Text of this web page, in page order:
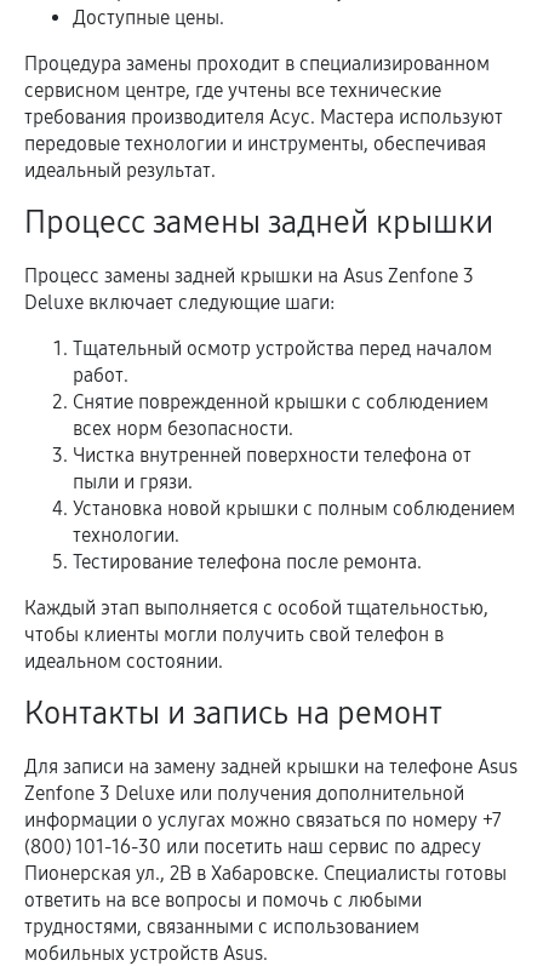
Доступные цены.
Процедура замены проходит в специализированном
сервисном центре, где учтены все технические
требования производителя Асус. Мастера используют
передовые технологии и инструменты, обеспечивая
идеальный результат.
Процесс замены задней крышки
Процесс замены задней крышки на Asus Zenfone 3
Deluxe включает следующие шаги:
Тщательный осмотр устройства перед началом
работ.
Снятие поврежденной крышки с соблюдением
всех норм безопасности.
Чистка внутренней поверхности телефона от
пыли и грязи.
Установка новой крышки с полным соблюдением
технологии.
Тестирование телефона после ремонта.
Каждый этап выполняется с особой тщательностью,
чтобы клиенты могли получить свой телефон в
идеальном состоянии.
Контакты и запись на ремонт
Для записи на замену задней крышки на телефоне Asus
Zenfone 3 Deluxe или получения дополнительной
информации о услугах можно связаться по номеру +7
(800) 101-16-30 или посетить наш сервис по адресу
Пионерская ул., 2В в Хабаровске. Специалисты готовы
ответить на все вопросы и помочь с любыми
трудностями, связанными с использованием
мобильных устройств Asus.